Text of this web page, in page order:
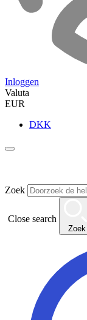
Inloggen
Valuta
EUR
DKK
Zoek
Close search
Zoek